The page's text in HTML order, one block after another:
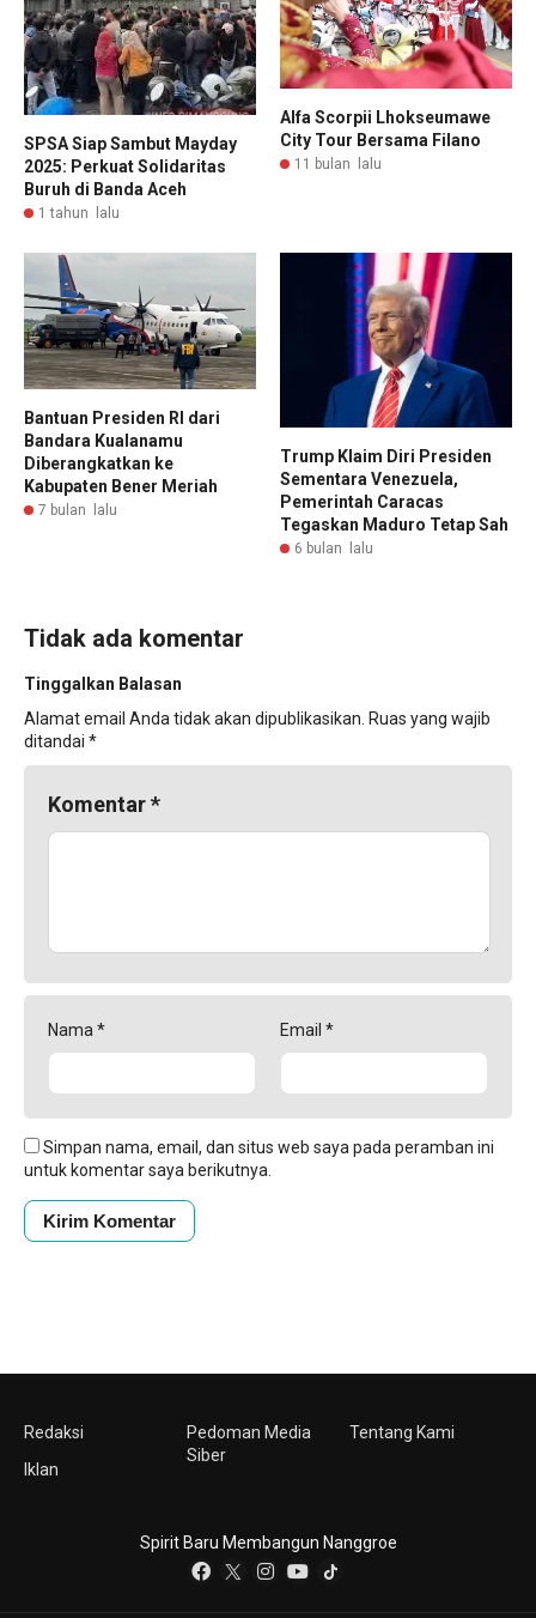
SPSA Siap Sambut Mayday
2025: Perkuat Solidaritas
Buruh di Banda Aceh
1 tahun lalu
Alfa Scorpii Lhokseumawe
City Tour Bersama Filano
11 bulan lalu
Bantuan Presiden RI dari
Bandara Kualanamu
Diberangkatkan ke
Kabupaten Bener Meriah
7 bulan lalu
Trump Klaim Diri Presiden
Sementara Venezuela,
Pemerintah Caracas
Tegaskan Maduro Tetap Sah
6 bulan lalu
Tidak ada komentar
Tinggalkan Balasan
Alamat email Anda tidak akan dipublikasikan. Ruas yang wajib
ditandai *
Komentar*
Nama * Email *
Simpan nama, email, dan situs web saya pada peramban ini
untuk komentar saya berikutnya.
Redaksi
Iklan
Pedoman Media
Siber
Tentang Kami
Spirit Baru Membangun Nanggroe